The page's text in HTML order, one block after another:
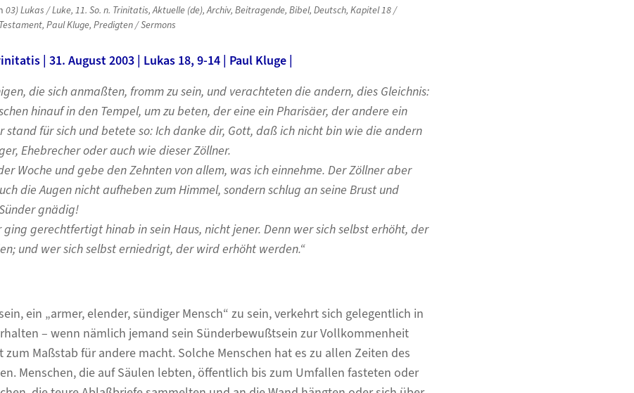
03) Lukas / Luke, 11. So. n. Trinitatis,Aktuelle (de),Archiv, Beitragende, Bibel, Deutsch, Kapitel 18 /
, Paul Kluge, Predigten / Sermons
| 31. August 2003 | Lukas 18, 9-14 | Paul Kluge |
die sich anmaßten, fromm zu sein, und verachteten die andern, dies Gleichnis:
hinauf in den Tempel, um zu beten, der eine ein Pharisäer, der andere ein
stand für sich und betete so: Ich danke dir, Gott, daß ich nicht bin wie die andern
Ehebrecher oder auch wie dieser Zöllner.
Woche und gebe den Zehnten von allem, was ich einnehme. Der Zöllner aber
die Augen nicht aufheben zum Himmel, sondern schlug an seine Brust und
gnädig!
ging gerechtfertigt hinab in sein Haus, nicht jener. Denn wer sich selbst erhöht, der
und wer sich selbst erniedrigt, der wird erhöht werden.“
ein „armer, elender, sündiger Mensch“ zu sein, verkehrt sich gelegentlich in
– wenn nämlich jemand sein Sünderbewußtsein zur Vollkommenheit
Maßstab für andere macht. Solche Menschen hat es zu allen Zeiten des
Menschen, die auf Säulen lebten, öffentlich bis zum Umfallen fasteten oder